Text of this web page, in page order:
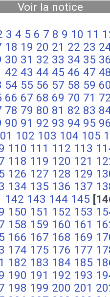
Voir la notice
3 4 5 6 7 8 9 10 11
18 19 20 21 22 23
30 31 32 33 34 35
42 43 44 45 46 47
54 55 56 57 58 59
66 67 68 69 70 71
78 79 80 81 82 83
90 91 92 93 94 95
102 103 104 105
110 111 112 113
118 119 120 121
126 127 128 129
134 135 136 137
142 143 144 145
150 151 152 153
158 159 160 161
166 167 168 169
174 175 176 177
182 183 184 185
190 191 192 193
198 199 200 201